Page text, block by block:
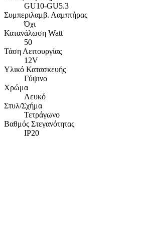
GU10-GU5.3
Συμπεριλαμβ. Λαμπτήρας
Όχι
Κατανάλωση Watt
50
Τάση Λειτουργίας
12V
Υλικό Κατασκευής
Γύψινο
Χρώμα
Λευκό
Στυλ/Σχήμα
Τετράγωνο
Βαθμός Στεγανότητας
IP20